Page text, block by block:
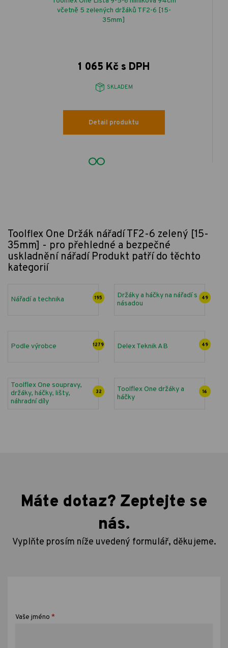
včetně 5 zelených držáků TF2-6 [15-
35mm]
1 065 Kč s DPH
SKLADEM
Detail produktu
Toolflex One Držák nářadí TF2-6 zelený [15-
35mm] - pro přehledné a bezpečné
uskladnění nářadí Produkt patří do těchto
kategorií
Nářadí a technika 195
Držáky a háčky na nářadí s
násadou
49
Podle výrobce 1279 Delex Teknik AB 49
Toolflex One soupravy,
držáky, háčky, lišty,
náhradní díly
32
Toolflex One držáky a
háčky
16
Máte dotaz? Zeptejte se
nás.
Vyplňte prosím níže uvedený formulář, děkujeme.
Vaše jméno *